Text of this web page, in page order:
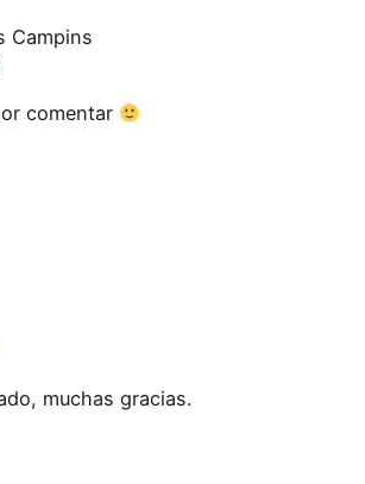
Campins
comentar
muchas gracias.